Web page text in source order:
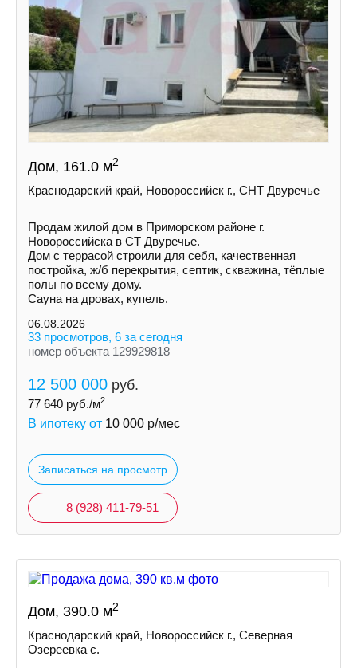
Дом, 161.0 м2
Краснодарский край, Новороссийск г., СНТ Двуречье
Продам жилой дом в Приморском районе г.
Новороссийска в СТ Двуречье.
Дом с террасой строили для себя, качественная
постройка, ж/б перекрытия, септик, скважина, тёплые
полы по всему дому.
Сауна на дровах, купель.
06.08.2026
33 просмотров, 6 за сегодня
номер объекта 129929818
12 500 000 руб.
77 640 руб./м2
В ипотеку от 10 000 р/мес
Записаться на просмотр
8 (928) 411-79-51
Дом, 390.0 м2
Краснодарский край, Новороссийск г., Северная
Озереевка с.